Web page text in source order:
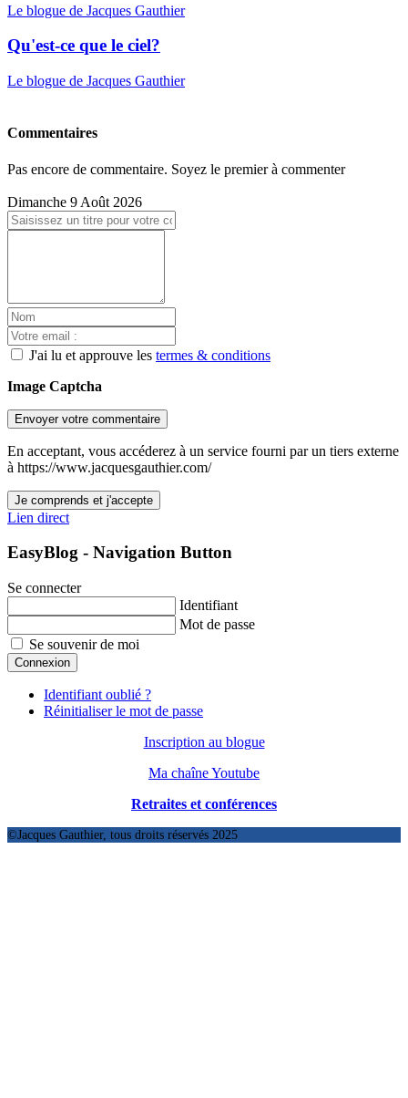
Le blogue de Jacques Gauthier
Qu'est-ce que le ciel?
Le blogue de Jacques Gauthier
Commentaires
Pas encore de commentaire. Soyez le premier à commenter
Dimanche 9 Août 2026
J'ai lu et approuve les termes & conditions
Image Captcha
Envoyer votre commentaire
En acceptant, vous accéderez à un service fourni par un tiers externe
à https://www.jacquesgauthier.com/
Je comprends et j'accepte
Lien direct
EasyBlog - Navigation Button
Se connecter
Identifiant
Mot de passe
Se souvenir de moi
Connexion
Identifiant oublié ?
Réinitialiser le mot de passe
Inscription au blogue
Ma chaîne Youtube
Retraites et conférences
©Jacques Gauthier, tous droits réservés 2025